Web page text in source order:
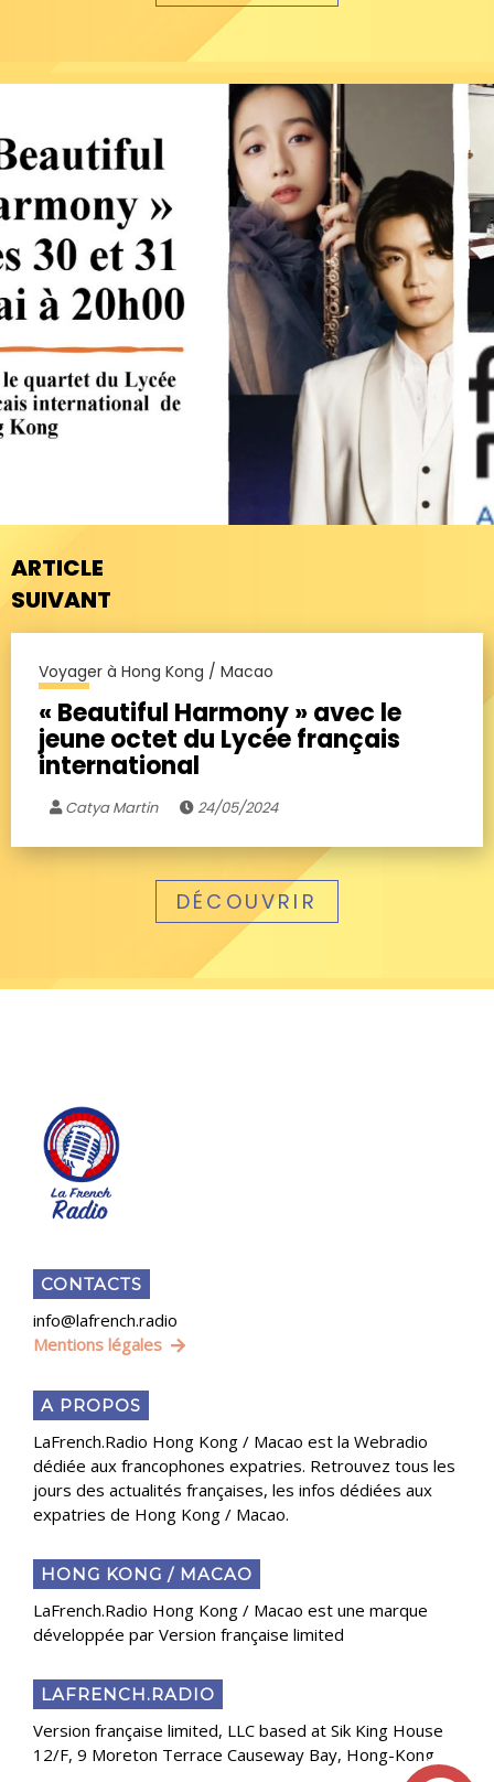
ARTICLE
SUIVANT
Voyager à Hong Kong / Macao
« Beautiful Harmony » avec le
jeune octet du Lycée français
international
Catya Martin 24/05/2024
DÉCOUVRIR
CONTACTS
info@lafrench.radio
Mentions légales
A PROPOS
LaFrench.Radio Hong Kong / Macao est la Webradio
dédiée aux francophones expatries. Retrouvez tous les
jours des actualités françaises, les infos dédiées aux
expatries de Hong Kong / Macao.
HONG KONG / MACAO
LaFrench.Radio Hong Kong / Macao est une marque
développée par Version française limited
LAFRENCH.RADIO
Version française limited, LLC based at Sik King House
12/F, 9 Moreton Terrace Causeway Bay, Hong-Kong